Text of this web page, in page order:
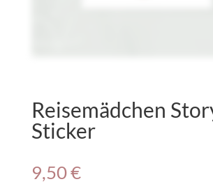
Reisemädchen
Sticker
9,50€